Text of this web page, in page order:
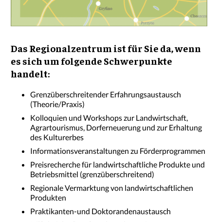
Das Regionalzentrum ist für Sie da, wenn
es sich um folgende Schwerpunkte
handelt:
Grenzüberschreitender Erfahrungsaustausch
(Theorie/Praxis)
Kolloquien und Workshops zur Landwirtschaft,
Agrartourismus, Dorferneuerung und zur Erhaltung
des Kulturerbes
Informationsveranstaltungen zu Förderprogrammen
Preisrecherche für landwirtschaftliche Produkte und
Betriebsmittel (grenzüberschreitend)
Regionale Vermarktung von landwirtschaftlichen
Produkten
Praktikanten-und Doktorandenaustausch